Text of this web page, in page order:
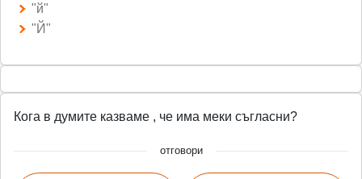
"й"
"Й"
Кога в думите казваме , че има меки съгласни?
отговори